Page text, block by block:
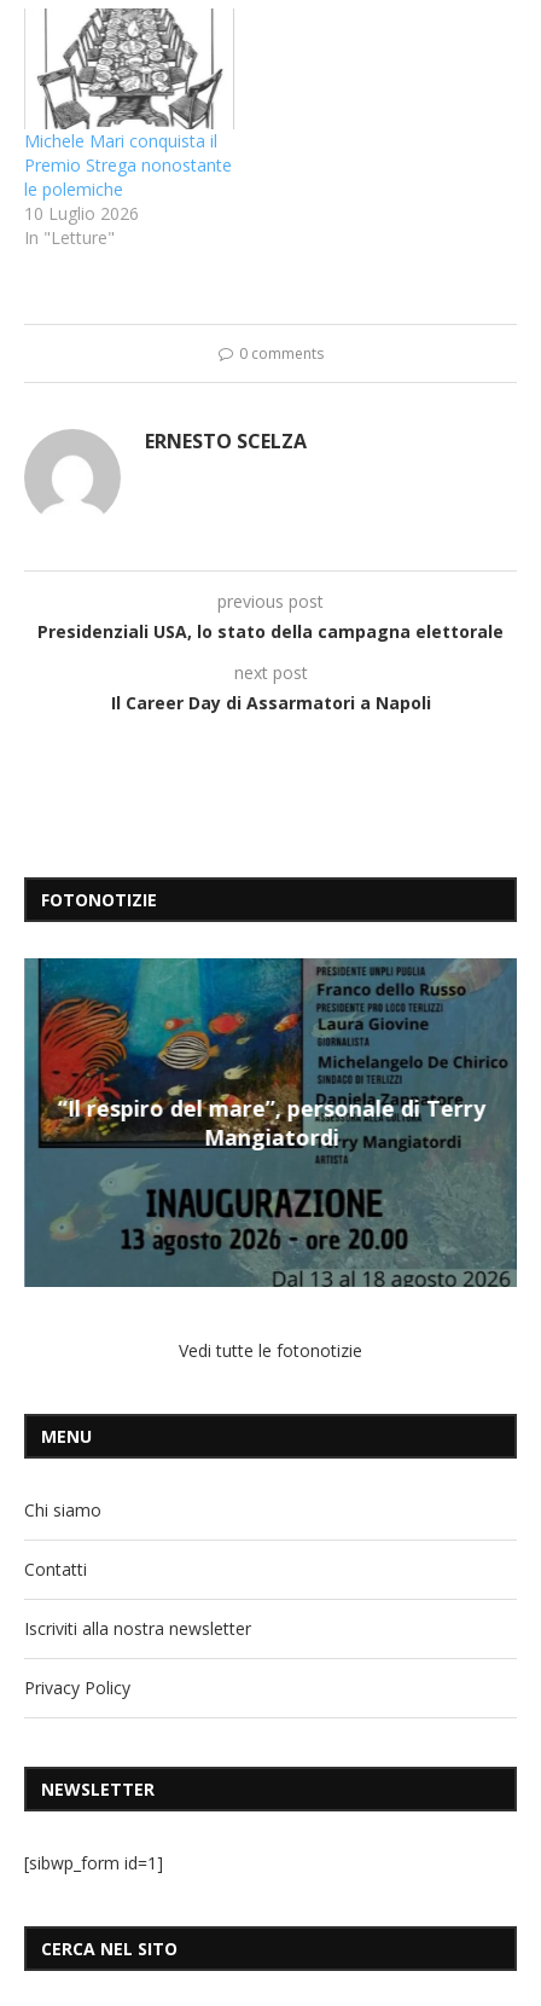
Michele Mari conquista il
Premio Strega nonostante
le polemiche
10 Luglio 2026
In "Letture"
0 comments
ERNESTO SCELZA
previous post
Presidenziali USA, lo stato della campagna elettorale
next post
Il Career Day di Assarmatori a Napoli
FOTONOTIZIE
“Il respiro del mare”, personale di Terry
Mangiatordi
Vedi tutte le fotonotizie
MENU
Chi siamo
Contatti
Iscriviti alla nostra newsletter
Privacy Policy
NEWSLETTER
[sibwp_form id=1]
CERCA NEL SITO